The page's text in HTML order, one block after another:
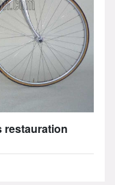
restauration